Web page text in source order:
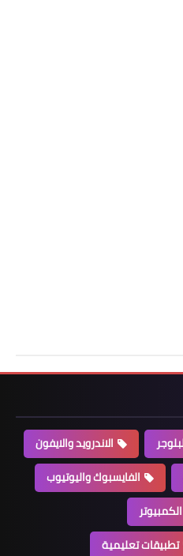
الاندرويد والايفون
الفايسبوك واليوتيوب
تطبيقات تعليمية